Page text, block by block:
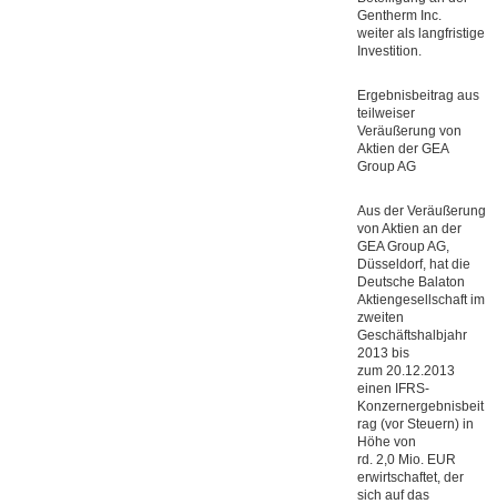
Gentherm Inc.
weiter als langfristige
Investition.
Ergebnisbeitrag aus
teilweiser
Veräußerung von
Aktien der GEA
Group AG
Aus der Veräußerung
von Aktien an der
GEA Group AG,
Düsseldorf, hat die
Deutsche Balaton
Aktiengesellschaft im
zweiten
Geschäftshalbjahr
2013 bis
zum 20.12.2013
einen IFRS-
Konzernergebnisbeit
rag (vor Steuern) in
Höhe von
rd. 2,0 Mio. EUR
erwirtschaftet, der
sich auf das